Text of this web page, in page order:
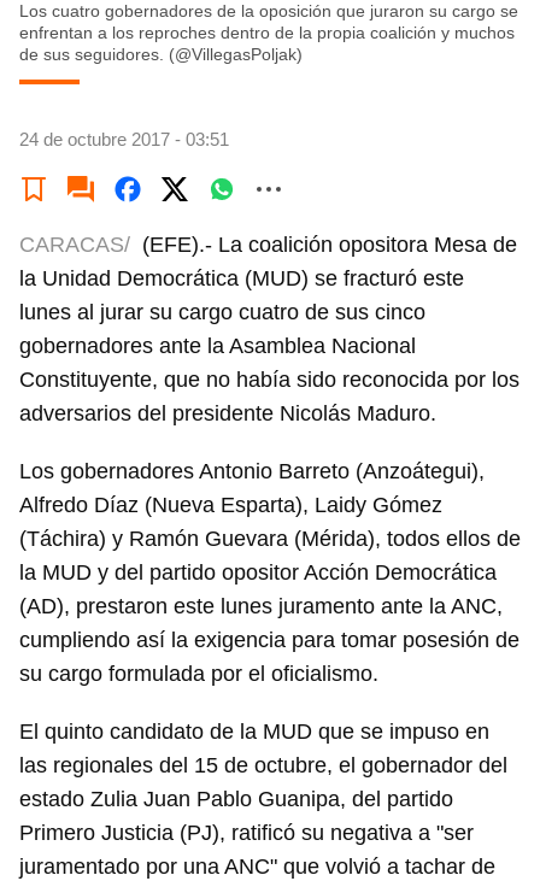
Los cuatro gobernadores de la oposición que juraron su cargo se
enfrentan a los reproches dentro de la propia coalición y muchos
de sus seguidores. (@VillegasPoljak)
24 de octubre 2017 - 03:51
CARACAS/ (EFE).- La coalición opositora Mesa de
la Unidad Democrática (MUD) se fracturó este
lunes al jurar su cargo cuatro de sus cinco
gobernadores ante la Asamblea Nacional
Constituyente, que no había sido reconocida por los
adversarios del presidente Nicolás Maduro.
Los gobernadores Antonio Barreto (Anzoátegui),
Alfredo Díaz (Nueva Esparta), Laidy Gómez
(Táchira) y Ramón Guevara (Mérida), todos ellos de
la MUD y del partido opositor Acción Democrática
(AD), prestaron este lunes juramento ante la ANC,
cumpliendo así la exigencia para tomar posesión de
su cargo formulada por el oficialismo.
El quinto candidato de la MUD que se impuso en
las regionales del 15 de octubre, el gobernador del
estado Zulia Juan Pablo Guanipa, del partido
Primero Justicia (PJ), ratificó su negativa a "ser
juramentado por una ANC" que volvió a tachar de